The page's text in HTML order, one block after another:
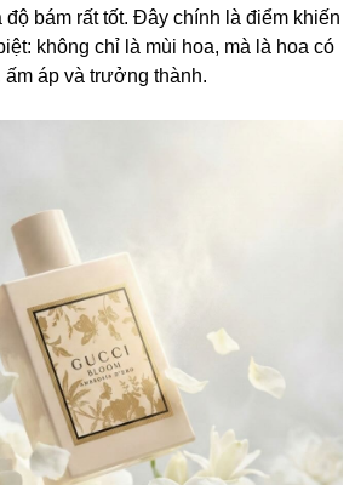
độ bám rất tốt. Đây chính là điểm khiến
không chỉ là mùi hoa, mà là hoa có
áp và trưởng thành.